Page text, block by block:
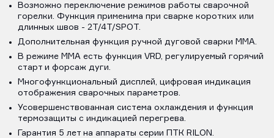
Возможно переключение режимов работы сварочной
горелки. Функция применима при сварке коротких или
длинных швов - 2Т/4Т/SPOT.
Дополнительная функция ручной дуговой сварки MMA.
В режиме MMA есть функция VRD, регулируемый горячий
старт и форсаж дуги.
Многофункциональный дисплей, цифровая индикация
ото­бражения сварочных параметров.
Усовершенствованная система охлаждения и функция
термозащиты с индикацией перегрева.
Гарантия 5 лет на аппараты серии ПТК RILON.